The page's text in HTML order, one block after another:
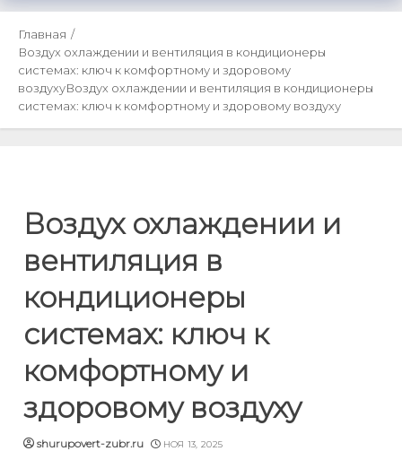
Главная
Воздух охлаждении и вентиляция в кондиционеры
системах: ключ к комфортному и здоровому
воздухуВоздух охлаждении и вентиляция в кондиционеры
системах: ключ к комфортному и здоровому воздуху
Воздух охлаждении и
вентиляция в
кондиционеры
системах: ключ к
комфортному и
здоровому воздуху
shurupovert-zubr.ru НОЯ 13, 2025